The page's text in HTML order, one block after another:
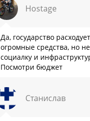
Hostage
Да, государство расходует
огромные средства, но
социалку и
Посмотри бюджет
Станислав